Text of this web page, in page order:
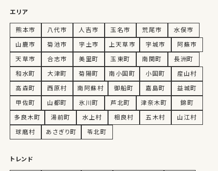
エリア
熊本市 八代市 人吉市 玉名市 荒尾市
水俣市
山鹿市
菊池市 宇土市 上天草市 宇城市
阿蘇市
天草市
合志市 美里町 玉東町 南関町
長洲町
和水町
大津町 菊陽町 南小国町 小国町
産山村
高森町
西原村 南阿蘇村 御船町 嘉島町
益城町
甲佐町
山都町 氷川町 芦北町 津奈木町
錦町
多良木町
湯前町 水上村 相良村 五木村
山江村
球磨村
あさぎり町 苓北町
トレンド